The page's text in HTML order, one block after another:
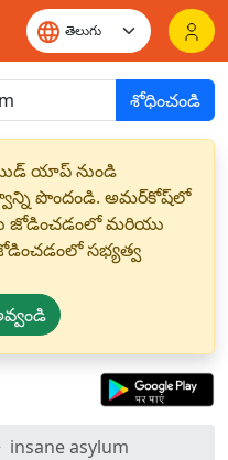
శోధించండి
యాప్ నుండి
పొందండి. అమర్‌కోష్‌లో
జోడించడంలో మరియు
సభ్యత్వ
insane asylum